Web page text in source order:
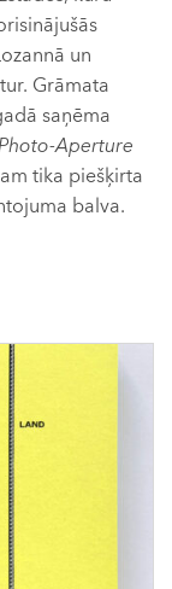
un
Grāmata
saņēma
Aperture
tika piešķirta
balva.